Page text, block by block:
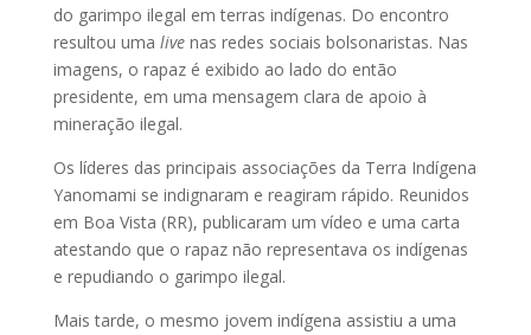
do garimpo ilegal em terras indígenas. Do encontro
resultou uma live nas redes sociais bolsonaristas. Nas
imagens, o rapaz é exibido ao lado do então
presidente, em uma mensagem clara de apoio à
mineração ilegal.
Os líderes das principais associações da Terra Indígena
Yanomami se indignaram e reagiram rápido. Reunidos
em Boa Vista (RR), publicaram um vídeo e uma carta
atestando que o rapaz não representava os indígenas
e repudiando o garimpo ilegal.
Mais tarde, o mesmo jovem indígena assistiu a uma